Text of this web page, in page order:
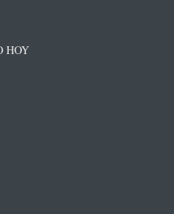
HOY